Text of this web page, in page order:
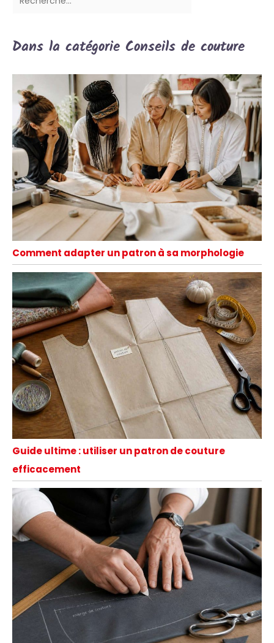
Dans la catégorie Conseils de couture
Comment adapter un patron à sa morphologie
Guide ultime : utiliser un patron de couture
efficacement